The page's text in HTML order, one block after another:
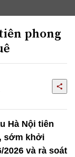
phong
Hà Nội tiên
sớm khởi
và rà soát